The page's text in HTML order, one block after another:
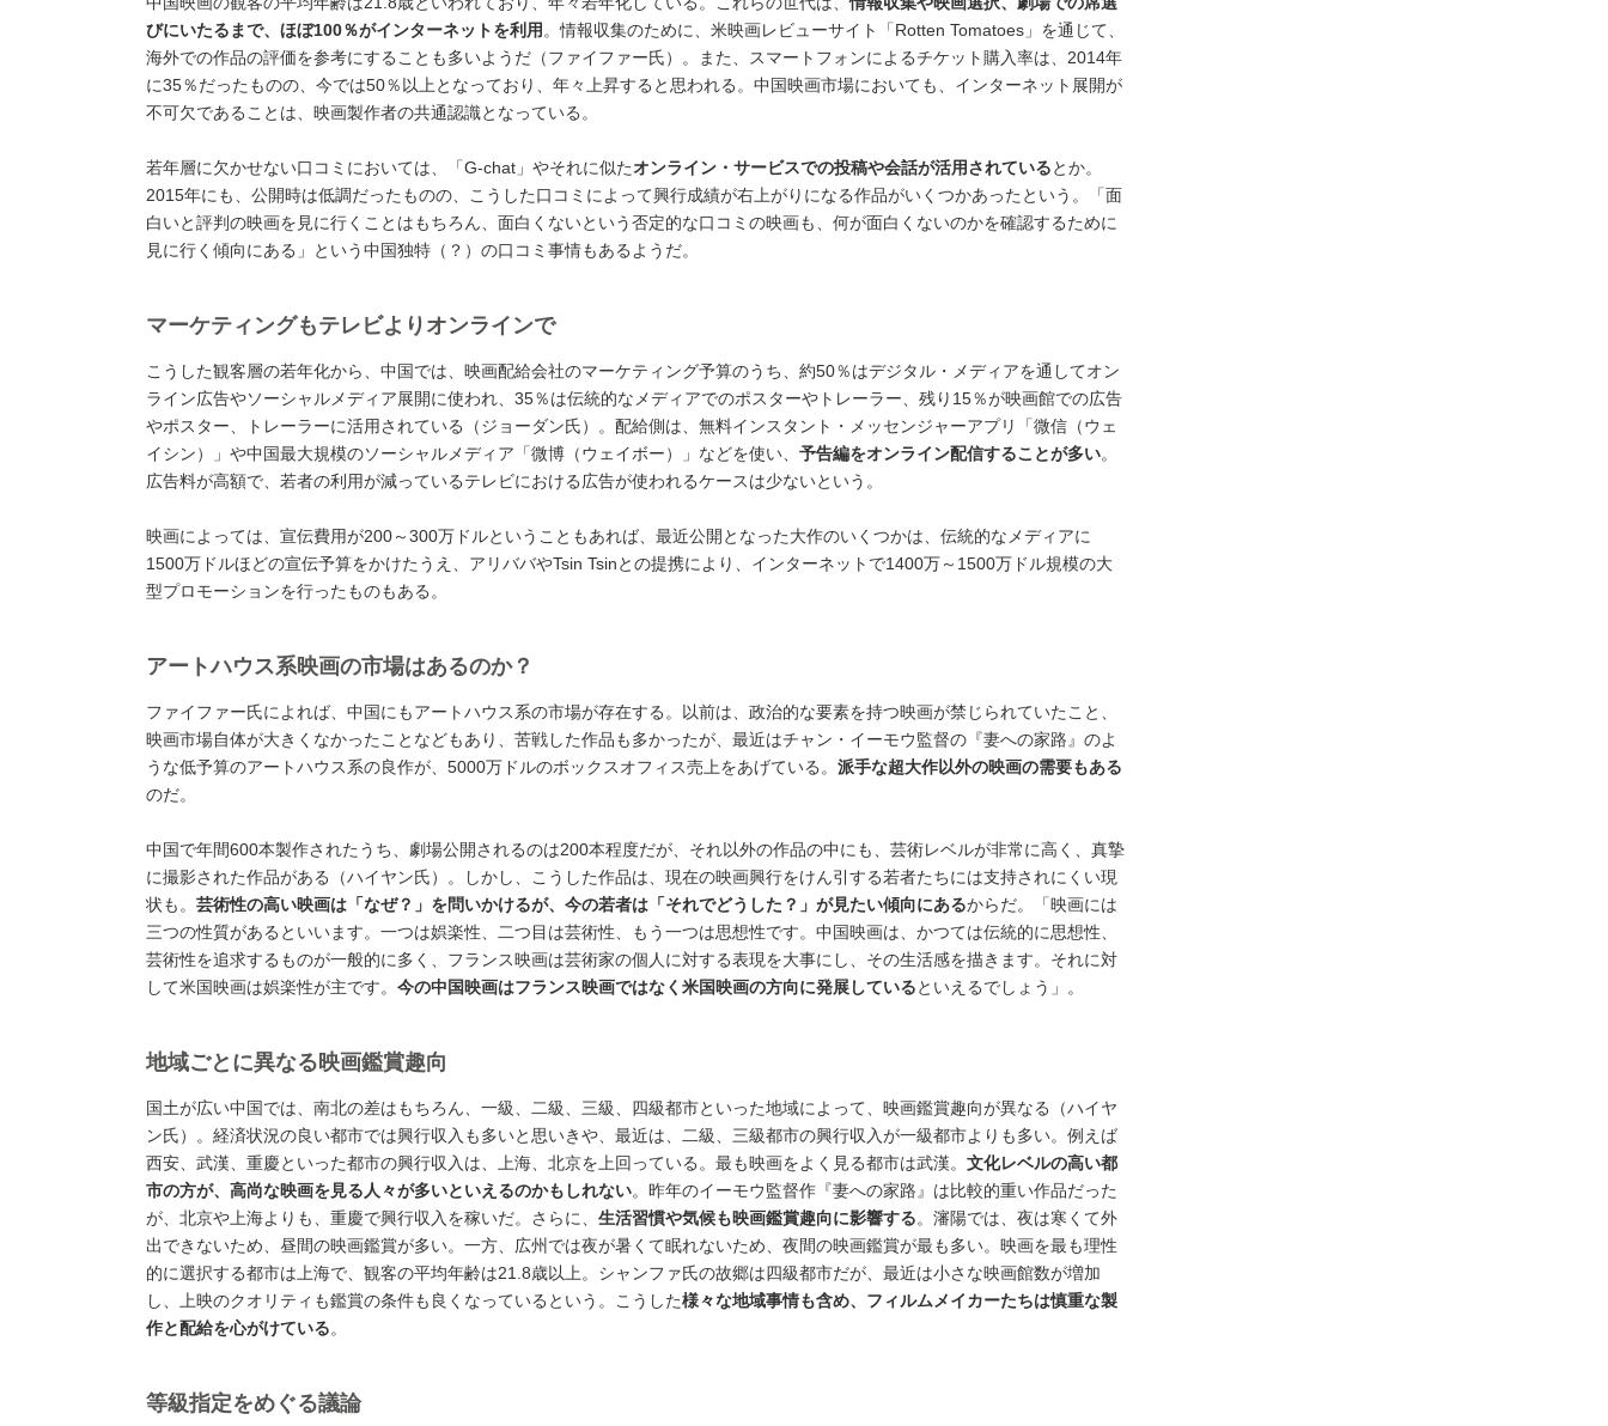
びにいたるまで、ほぼ100％がインターネットを利用 。情報収集のために、米映画レビューサイト「Rotten Tomatoes」を通じて、
海外での作品の評価を参考にすることも多いようだ（ファイファー氏）。また、スマートフォンによるチケット購入率は、2014年
に35％だったものの、今では50％以上となっており、年々上昇すると思われる。中国映画市場においても、インターネット展開が
不可欠であることは、映画製作者の共通認識となっている。
若年層に欠かせない口コミにおいては、「G-chat」やそれに似たオンライン・サービスでの投稿や会話が活用されているとか。
2015年にも、公開時は低調だったものの、こうした口コミによって興行成績が右上がりになる作品がいくつかあったという。「面
白いと評判の映画を見に行くことはもちろん、面白くないという否定的な口コミの映画も、何が面白くないのかを確認するために
見に行く傾向にある」という中国独特（？）の口コミ事情もあるようだ。
マーケティングもテレビよりオンラインで
こうした観客層の若年化から、中国では、映画配給会社のマーケティング予算のうち、約50％はデジタル・メディアを通してオン
ライン広告やソーシャルメディア展開に使われ、35％は伝統的なメディアでのポスターやトレーラー、残り15％が映画館での広告
やポスター、トレーラーに活用されている（ジョーダン氏）。配給側は、無料インスタント・メッセンジャーアプリ「微信（ウェ
イシン）」や中国最大規模のソーシャルメディア「微博（ウェイボー）」などを使い、 予告編をオンライン配信することが多い。
広告料が高額で、若者の利用が減っているテレビにおける広告が使われるケースは少ないという。
映画によっては、宣伝費用が200～300万ドルということもあれば、最近公開となった大作のいくつかは、伝統的なメディアに
1500万ドルほどの宣伝予算をかけたうえ、アリババやTsin Tsinとの提携により、インターネットで1400万～1500万ドル規模の大
型プロモーションを行ったものもある。
アートハウス系映画の市場はあるのか？
ファイファー氏によれば、中国にもアートハウス系の市場が存在する。以前は、政治的な要素を持つ映画が禁じられていたこと、
映画市場自体が大きくなかったことなどもあり、苦戦した作品も多かったが、最近はチャン・イーモウ監督の『妻への家路』のよ
うな低予算のアートハウス系の良作が、5000万ドルのボックスオフィス売上をあげている。 派手な超大作以外の映画の需要もある
のだ。
中国で年間600本製作されたうち、劇場公開されるのは200本程度だが、それ以外の作品の中にも、芸術レベルが非常に高く、真摯
に撮影された作品がある（ハイヤン氏）。しかし、こうした作品は、現在の映画興行をけん引する若者たちには支持されにくい現
状も。 芸術性の高い映画は「なぜ？」を問いかけるが、今の若者は「それでどうした？」が見たい傾向にあるからだ。「映画には
三つの性質があるといいます。一つは娯楽性、二つ目は芸術性、もう一つは思想性です。中国映画は、かつては伝統的に思想性、
芸術性を追求するものが一般的に多く、フランス映画は芸術家の個人に対する表現を大事にし、その生活感を描きます。それに対
して米国映画は娯楽性が主です。 今の中国映画はフランス映画ではなく米国映画の方向に発展しているといえるでしょう」。
地域ごとに異なる映画鑑賞趣向
国土が広い中国では、南北の差はもちろん、一級、二級、三級、四級都市といった地域によって、映画鑑賞趣向が異なる（ハイヤ
ン氏）。経済状況の良い都市では興行収入も多いと思いきや、最近は、二級、三級都市の興行収入が一級都市よりも多い。例えば
西安、武漢、重慶といった都市の興行収入は、上海、北京を上回っている。最も映画をよく見る都市は武漢。 文化レベルの高い都
市の方が、高尚な映画を見る人々が多いといえるのかもしれない。昨年のイーモウ監督作『妻への家路』は比較的重い作品だった
が、北京や上海よりも、重慶で興行収入を稼いだ。さらに、 生活習慣や気候も映画鑑賞趣向に影響する。瀋陽では、夜は寒くて外
出できないため、昼間の映画鑑賞が多い。一方、広州では夜が暑くて眠れないため、夜間の映画鑑賞が最も多い。映画を最も理性
的に選択する都市は上海で、観客の平均年齢は21.8歳以上。シャンファ氏の故郷は四級都市だが、最近は小さな映画館数が増加
し、上映のクオリティも鑑賞の条件も良くなっているという。こうした様々な地域事情も含め、フィルムメイカーたちは慎重な製
作と配給を心がけている。
等級指定をめぐる議論